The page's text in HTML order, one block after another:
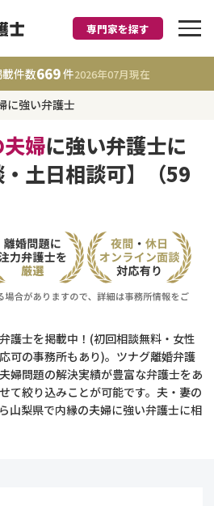
離婚に強い弁護士
事務所 669
件
更新日 :2026年07月31日
離婚前相談
DV
不貞・不倫慰謝料請求
費用相場
財産分与
養育費
専門家を探す
件数669件2026年07月現在
に強い弁護士
婦に強い弁護士に
土日相談可】（59
護士を掲載中！(初回相談無料・女性
可の事務所もあり)。ツナグ離婚弁護
婦問題の解決実績が豊富な弁護士をあ
て絞り込みことが可能です。夫・妻の
山梨県で内縁の夫婦に強い弁護士に相